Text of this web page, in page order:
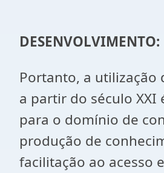
DESENVOLVIMENTO:
Portanto, a utilização
a partir do século XXI
para o domínio de
produção de
facilitação ao acesso e